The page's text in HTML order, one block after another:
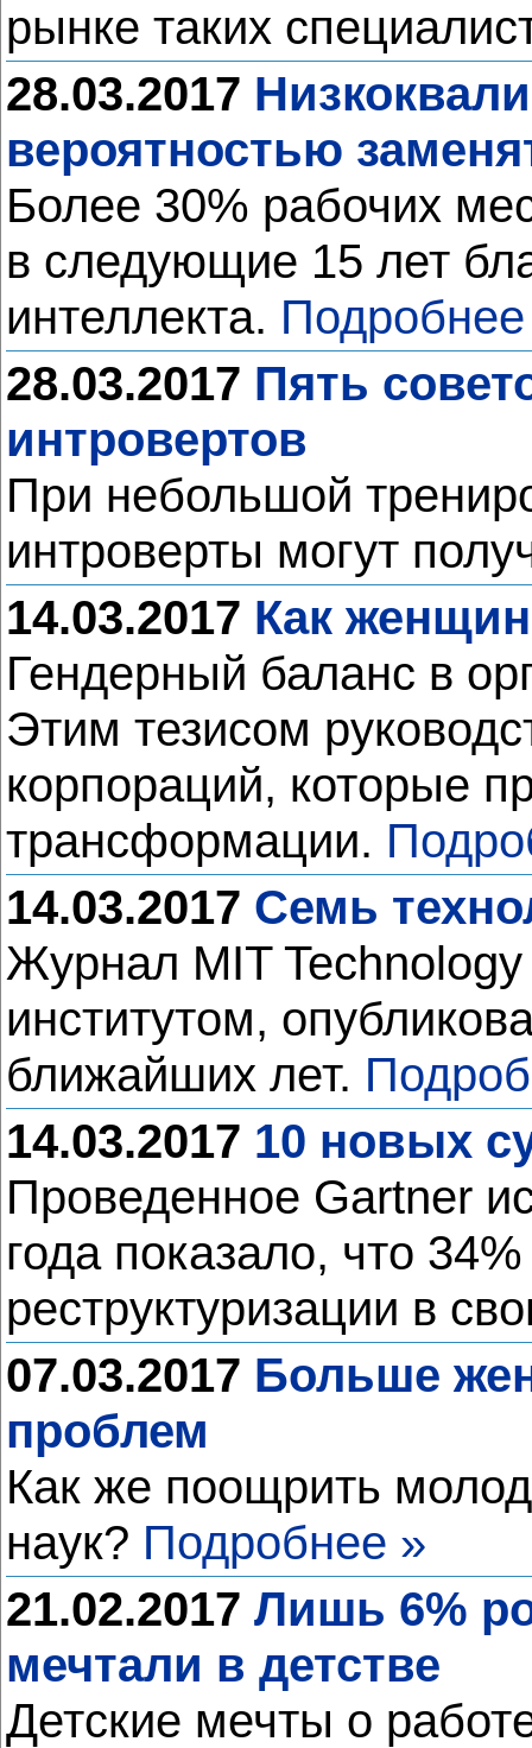
рынке таких
28.03.2017
вероятностью
Более 30% рабочих
в следующие 15 лет
интеллекта.
28.03.2017 Пять
интровертов
При небольшой
интроверты могут
14.03.2017 Как
Гендерный баланс в
Этим тезисом
корпораций, которые
трансформации.
14.03.2017 Семь
Журнал MIT
институтом,
ближайших лет.
14.03.2017 10 новых
Проведенное Gartner
года показало, что
реструктуризации в
07.03.2017 Больше
проблем
Как же поощрить
наук? Подробнее »
21.02.2017 Лишь 6%
мечтали в детстве
Детские мечты о